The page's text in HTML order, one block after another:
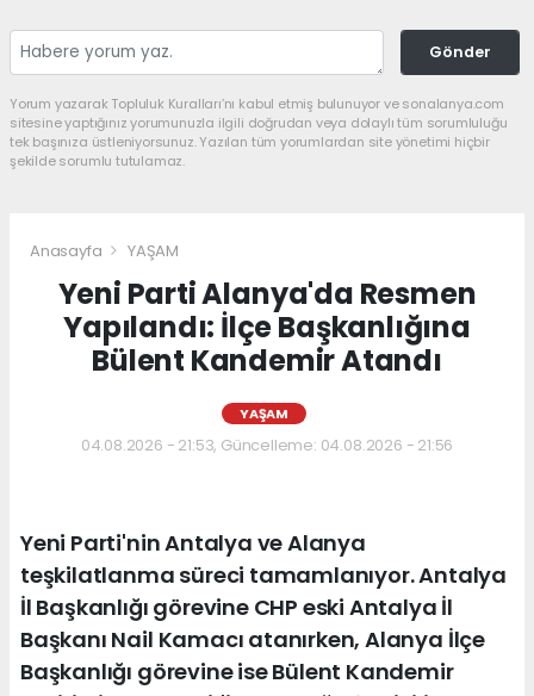
Gönder
Yorum yazarak Topluluk Kuralları’nı kabul etmiş bulunuyor ve sonalanya.com
sitesine yaptığınız yorumunuzla ilgili doğrudan veya dolaylı tüm sorumluluğu
tek başınıza üstleniyorsunuz. Yazılan tüm yorumlardan site yönetimi hiçbir
şekilde sorumlu tutulamaz.
Anasayfa YAŞAM
Yeni Parti Alanya'da Resmen
Yapılandı: İlçe Başkanlığına
Bülent Kandemir Atandı
YAŞAM
04.08.2026 - 21:53, Güncelleme: 04.08.2026 - 21:56
Yeni Parti'nin Antalya ve Alanya
teşkilatlanma süreci tamamlanıyor. Antalya
İl Başkanlığı görevine CHP eski Antalya İl
Başkanı Nail Kamacı atanırken, Alanya İlçe
Başkanlığı görevine ise Bülent Kandemir